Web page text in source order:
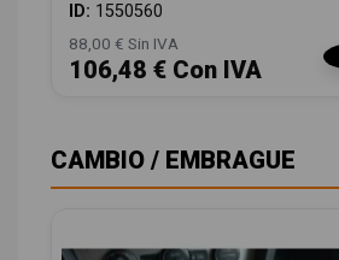
ID: 1550560
88,00 € Sin IVA
106,48 € Con IVA
CAMBIO / EMBRAGUE